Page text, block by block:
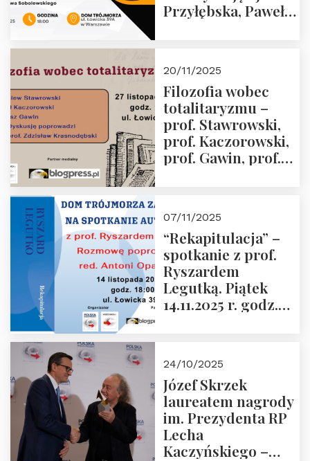
Przyłębska, Paweł
Przemysław
Sobolewski – 4
grudnia 2025 r.
godz. 18:00.
20/11/2025
Filozofia wobec
totalitaryzmu –
prof. Stawrowski,
prof. Kaczorowski,
prof. Gawin, prof.
07/11/2025
“Rekapitulacja” –
spotkanie z prof.
Ryszardem
Legutką. Piątek
14.11.2025 r. godz.
24/10/2025
Józef Skrzek
laureatem nagrody
im. Prezydenta RP
Lecha
Kaczyńskiego –